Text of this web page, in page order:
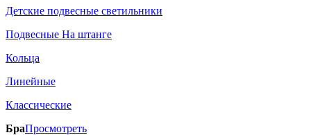
Детские подвесные светильники
Подвесные На штанге
Кольца
Линейные
Классические
БраПросмотреть